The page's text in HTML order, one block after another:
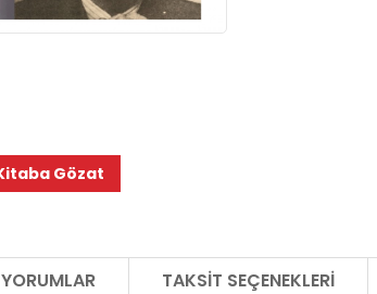
YORUMLAR TAKSIT SEÇENEKLERI